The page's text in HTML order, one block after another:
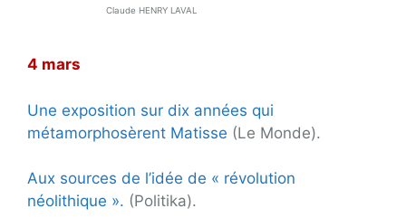
Claude HENRY LAVAL
4 mars
Une exposition sur dix années qui
métamorphosèrent Matisse (Le Monde).
Aux sources de l’idée de « révolution
néolithique ». (Politika).